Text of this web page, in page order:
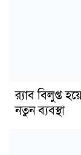
র‍্যাব বিলুপ্ত
নতুন ব্যবস্থা